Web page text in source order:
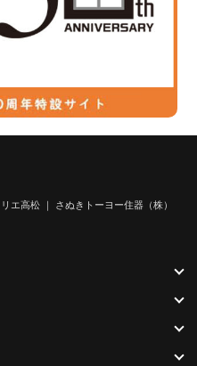
エ高松 ｜ さぬきトーヨー住器（株）